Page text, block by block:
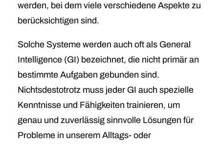
werden, bei dem viele verschiedene Aspekte zu
berücksichtigen sind.
Solche Systeme werden auch oft als General
Intelligence (GI) bezeichnet, die nicht primär an
bestimmte Aufgaben gebunden sind.
Nichtsdestotrotz muss jeder GI auch spezielle
Kenntnisse und Fähigkeiten trainieren, um
genau und zuverlässig sinnvolle Lösungen für
Probleme in unserem Alltags- oder